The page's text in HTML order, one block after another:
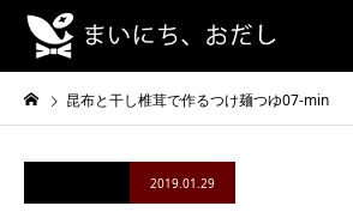
昆布と干し椎茸で作るつけ麺つゆ07-min
2019.01.29